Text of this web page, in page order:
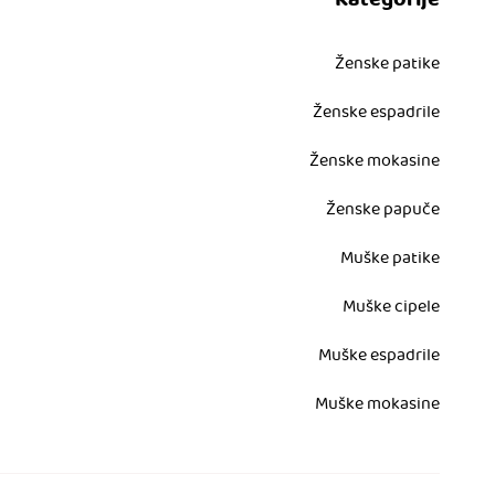
Ženske patike
Ženske espadrile
Ženske mokasine
Ženske papuče
Muške patike
Muške cipele
Muške espadrile
Muške mokasine